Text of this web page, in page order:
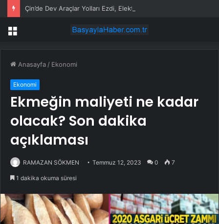
Menü
Anasayfa / Ekonomi
Ekonomi
Ekmeğin maliyeti ne kadar
olacak? Son dakika
açıklaması
RAMAZAN SÖKMEN Temmuz 12, 2023 0 7
1 dakika okuma süresi